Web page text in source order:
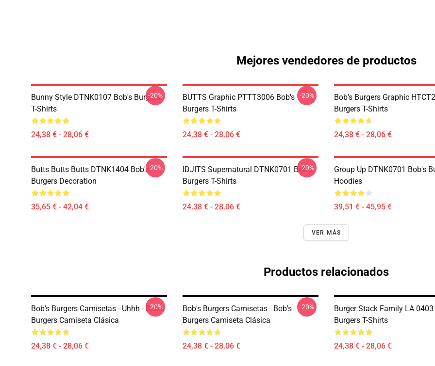
Mejores vendedores de productos
Bunny Style DTNK0107 Bob's Burgers
T-Shirts
24,38 € - 28,06 €
-20%
BUTTS Graphic PTTT3006 Bob's
Burgers T-Shirts
24,38 € - 28,06 €
-20%
Bob's Burgers Graphic
Burgers T-Shirts
24,38 € - 28,06 €
Butts Butts Butts DTNK1404 Bob's
Burgers Decoration
35,65 € - 42,04 €
-20%
IDJITS Supernatural DTNK0701 Bob's
Burgers T-Shirts
24,38 € - 28,06 €
-20%
Group Up DTNK0701 Bob's
Hoodies
39,51 € - 45,95 €
VER MÁS
Productos relacionados
Bob's Burgers Camisetas - Uhhh - Bob's
Burgers Camiseta Clásica
24,38 € - 28,06 €
-20%
Bob's Burgers Camisetas - Bob's
Burgers Camiseta Clásica
24,38 € - 28,06 €
-20%
Burger Stack Family LA 0403
Burgers T-Shirts
24,38 € - 28,06 €